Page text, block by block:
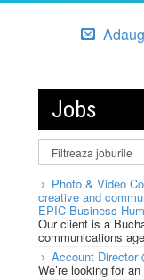
Jobs
Photo & Video
creative and
EPIC Business
Our client is a
communications
Account Director
We’re looking for